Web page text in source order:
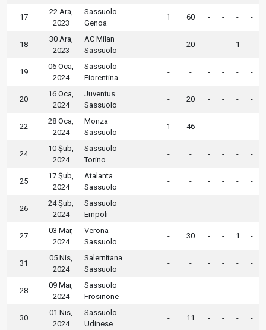
17
22 Ara,
2023
Sassuolo
Genoa
1 60 - - - -
18
30 Ara,
2023
AC Milan
Sassuolo
- 20 - - 1 -
19
06 Oca,
2024
Sassuolo
Fiorentina
- - - - - -
20
16 Oca,
2024
Juventus
Sassuolo
- 20 - - - -
22
28 Oca,
2024
Monza
Sassuolo
1 46 - - - -
24
10 Şub,
2024
Sassuolo
Torino
- - - - - -
25
17 Şub,
2024
Atalanta
Sassuolo
- - - - - -
26
24 Şub,
2024
Sassuolo
Empoli
- - - - - -
27
03 Mar,
2024
Verona
Sassuolo
- 30 - - 1 -
31
05 Nis,
2024
Salernitana
Sassuolo
- - - - - -
28
09 Mar,
2024
Sassuolo
Frosinone
- - - - - -
30
01 Nis,
2024
Sassuolo
Udinese
- 11 - - - -